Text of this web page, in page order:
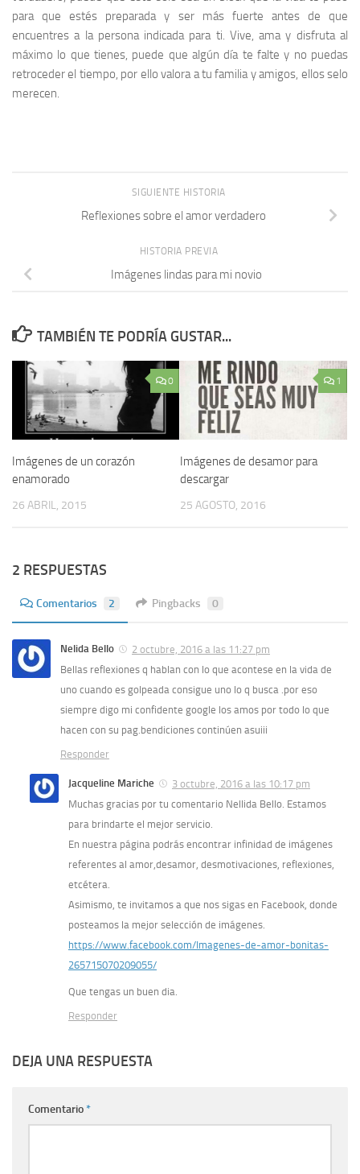
para que estés preparada y ser más fuerte antes de que
encuentres a la persona indicada para ti. Vive, ama y disfruta al
máximo lo que tienes, puede que algún día te falte y no puedas
retroceder el tiempo, por ello valora a tu familia y amigos, ellos selo
merecen.
SIGUIENTE HISTORIA
Reflexiones sobre el amor verdadero
HISTORIA PREVIA
Imágenes lindas para mi novio
TAMBIÉN TE PODRÍA GUSTAR...
0
Imágenes de un corazón
enamorado
26 ABRIL, 2015
1
Imágenes de desamor para
descargar
25 AGOSTO, 2016
2 RESPUESTAS
Comentarios 2 Pingbacks 0
Nelida Bello
2 octubre, 2016 a las 11:27 pm
Bellas reflexiones q hablan con lo que acontese en la vida de
uno cuando es golpeada consigue uno lo q busca .por eso
siempre digo mi confidente google los amos por todo lo que
hacen con su pag.bendiciones continúen asuiii
Responder
Jacqueline Mariche
3 octubre, 2016 a las 10:17 pm
Muchas gracias por tu comentario Nellida Bello. Estamos
para brindarte el mejor servicio.
En nuestra página podrás encontrar infinidad de imágenes
referentes al amor,desamor, desmotivaciones, reflexiones,
etcétera.
Asimismo, te invitamos a que nos sigas en Facebook, donde
posteamos la mejor selección de imágenes.
https://www.facebook.com/Imagenes-de-amor-bonitas-
265715070209055/
Que tengas un buen dia.
Responder
DEJA UNA RESPUESTA
Comentario*